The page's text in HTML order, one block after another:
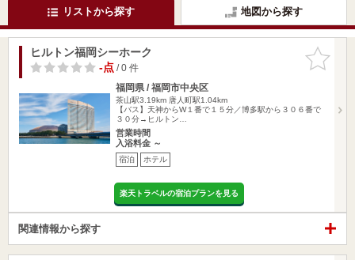
リストから探す 地図から探す
お気に入
りに追加
ヒルトン福岡シーホーク
-点/ 0 件
福岡県 / 福岡市中央区
茶山駅3.19km 唐人町駅1.04km
【バス】天神からW１番で１５分／博多駅から３０６番で
３０分→ヒルトン…
営業時間
入浴料金 ～
宿泊 ホテル
楽天トラベルの宿泊プランを見る
関連情報から探す